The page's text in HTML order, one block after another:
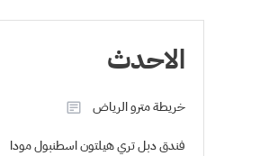
الاحدث
خريطة مترو الرياض
فندق دبل تري هيلتون اسطنبول مودا